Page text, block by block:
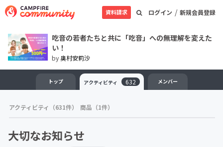
ログイン / 新規会員登録
資料請求
吃音の若者たちと共に「吃音」への無理解を変えた
い！
by奥村安莉沙
トップ アクティビティ 632 メンバー
アクティビティ（631件） 商品（1件）
大切なお知らせ